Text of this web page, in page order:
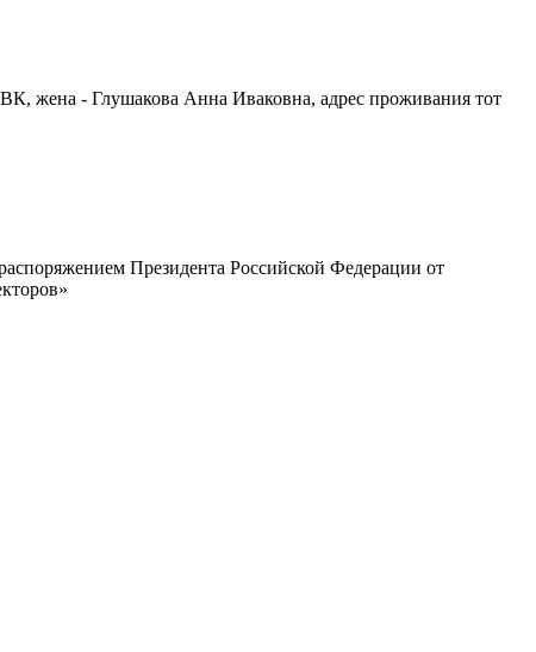
жена - Глушакова Анна Иваковна, адрес проживания тот
Президента Российской Федерации от